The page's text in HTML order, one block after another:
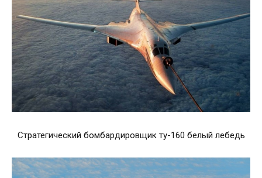
Стратегический бомбардировщик ту-160 белый лебедь